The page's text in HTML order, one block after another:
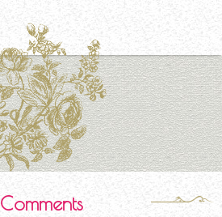
Comments